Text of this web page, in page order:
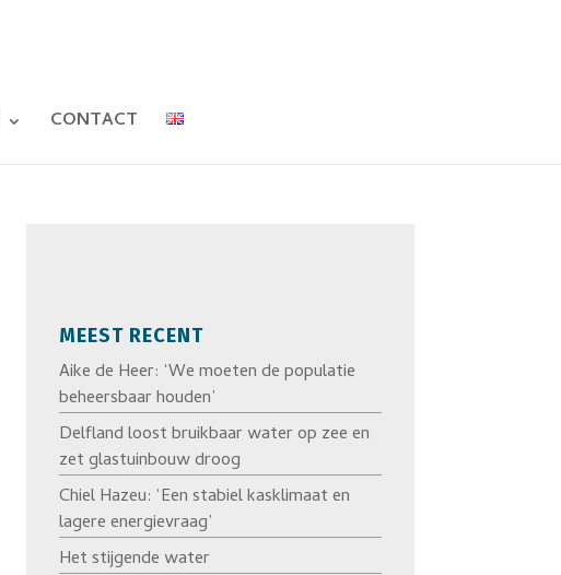
CONTACT
MEEST RECENT
Aike de Heer: ‘We moeten de populatie
beheersbaar houden’
Delfland loost bruikbaar water op zee en
zet glastuinbouw droog
Chiel Hazeu: ‘Een stabiel kasklimaat en
lagere energievraag’
Het stijgende water